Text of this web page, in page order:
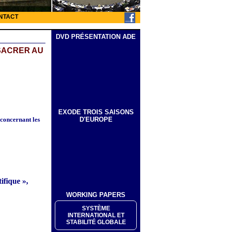
AU
les
»,
DVD PRÉSENTATION ADE
EXODE TROIS SAISONS
D'EUROPE
WORKING PAPERS
SYSTÈME
INTERNATIONAL ET
STABILITÉ GLOBALE